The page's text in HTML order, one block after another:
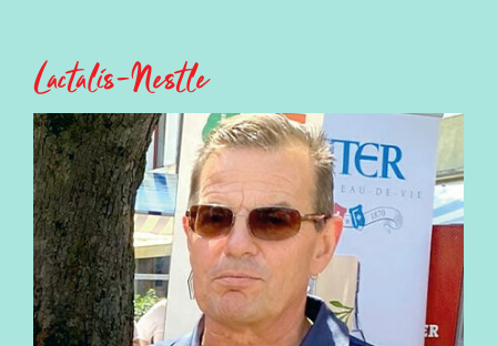
SPAR ist ein ganz wichtiger Kunde für Emmi im
Schweizer Retailmarkt. SPAR listet unsere
innovativen und qualitativ hochwertigen Emmi
Markenprodukte und verteilt diese in der ganzen
Schweiz. Das ermöglicht uns, unsere Marke
national breiter zu lancieren.
VON WELCHEN VORTEILEN PROFITIERT
EMMI DURCH SPAR?
Lactalis-Nestlé